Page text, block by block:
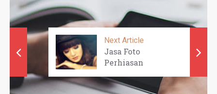
Next Article
Jasa Foto
Perhiasan
AJ JE ...